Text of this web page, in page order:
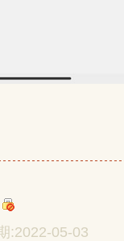
:2022-05-03